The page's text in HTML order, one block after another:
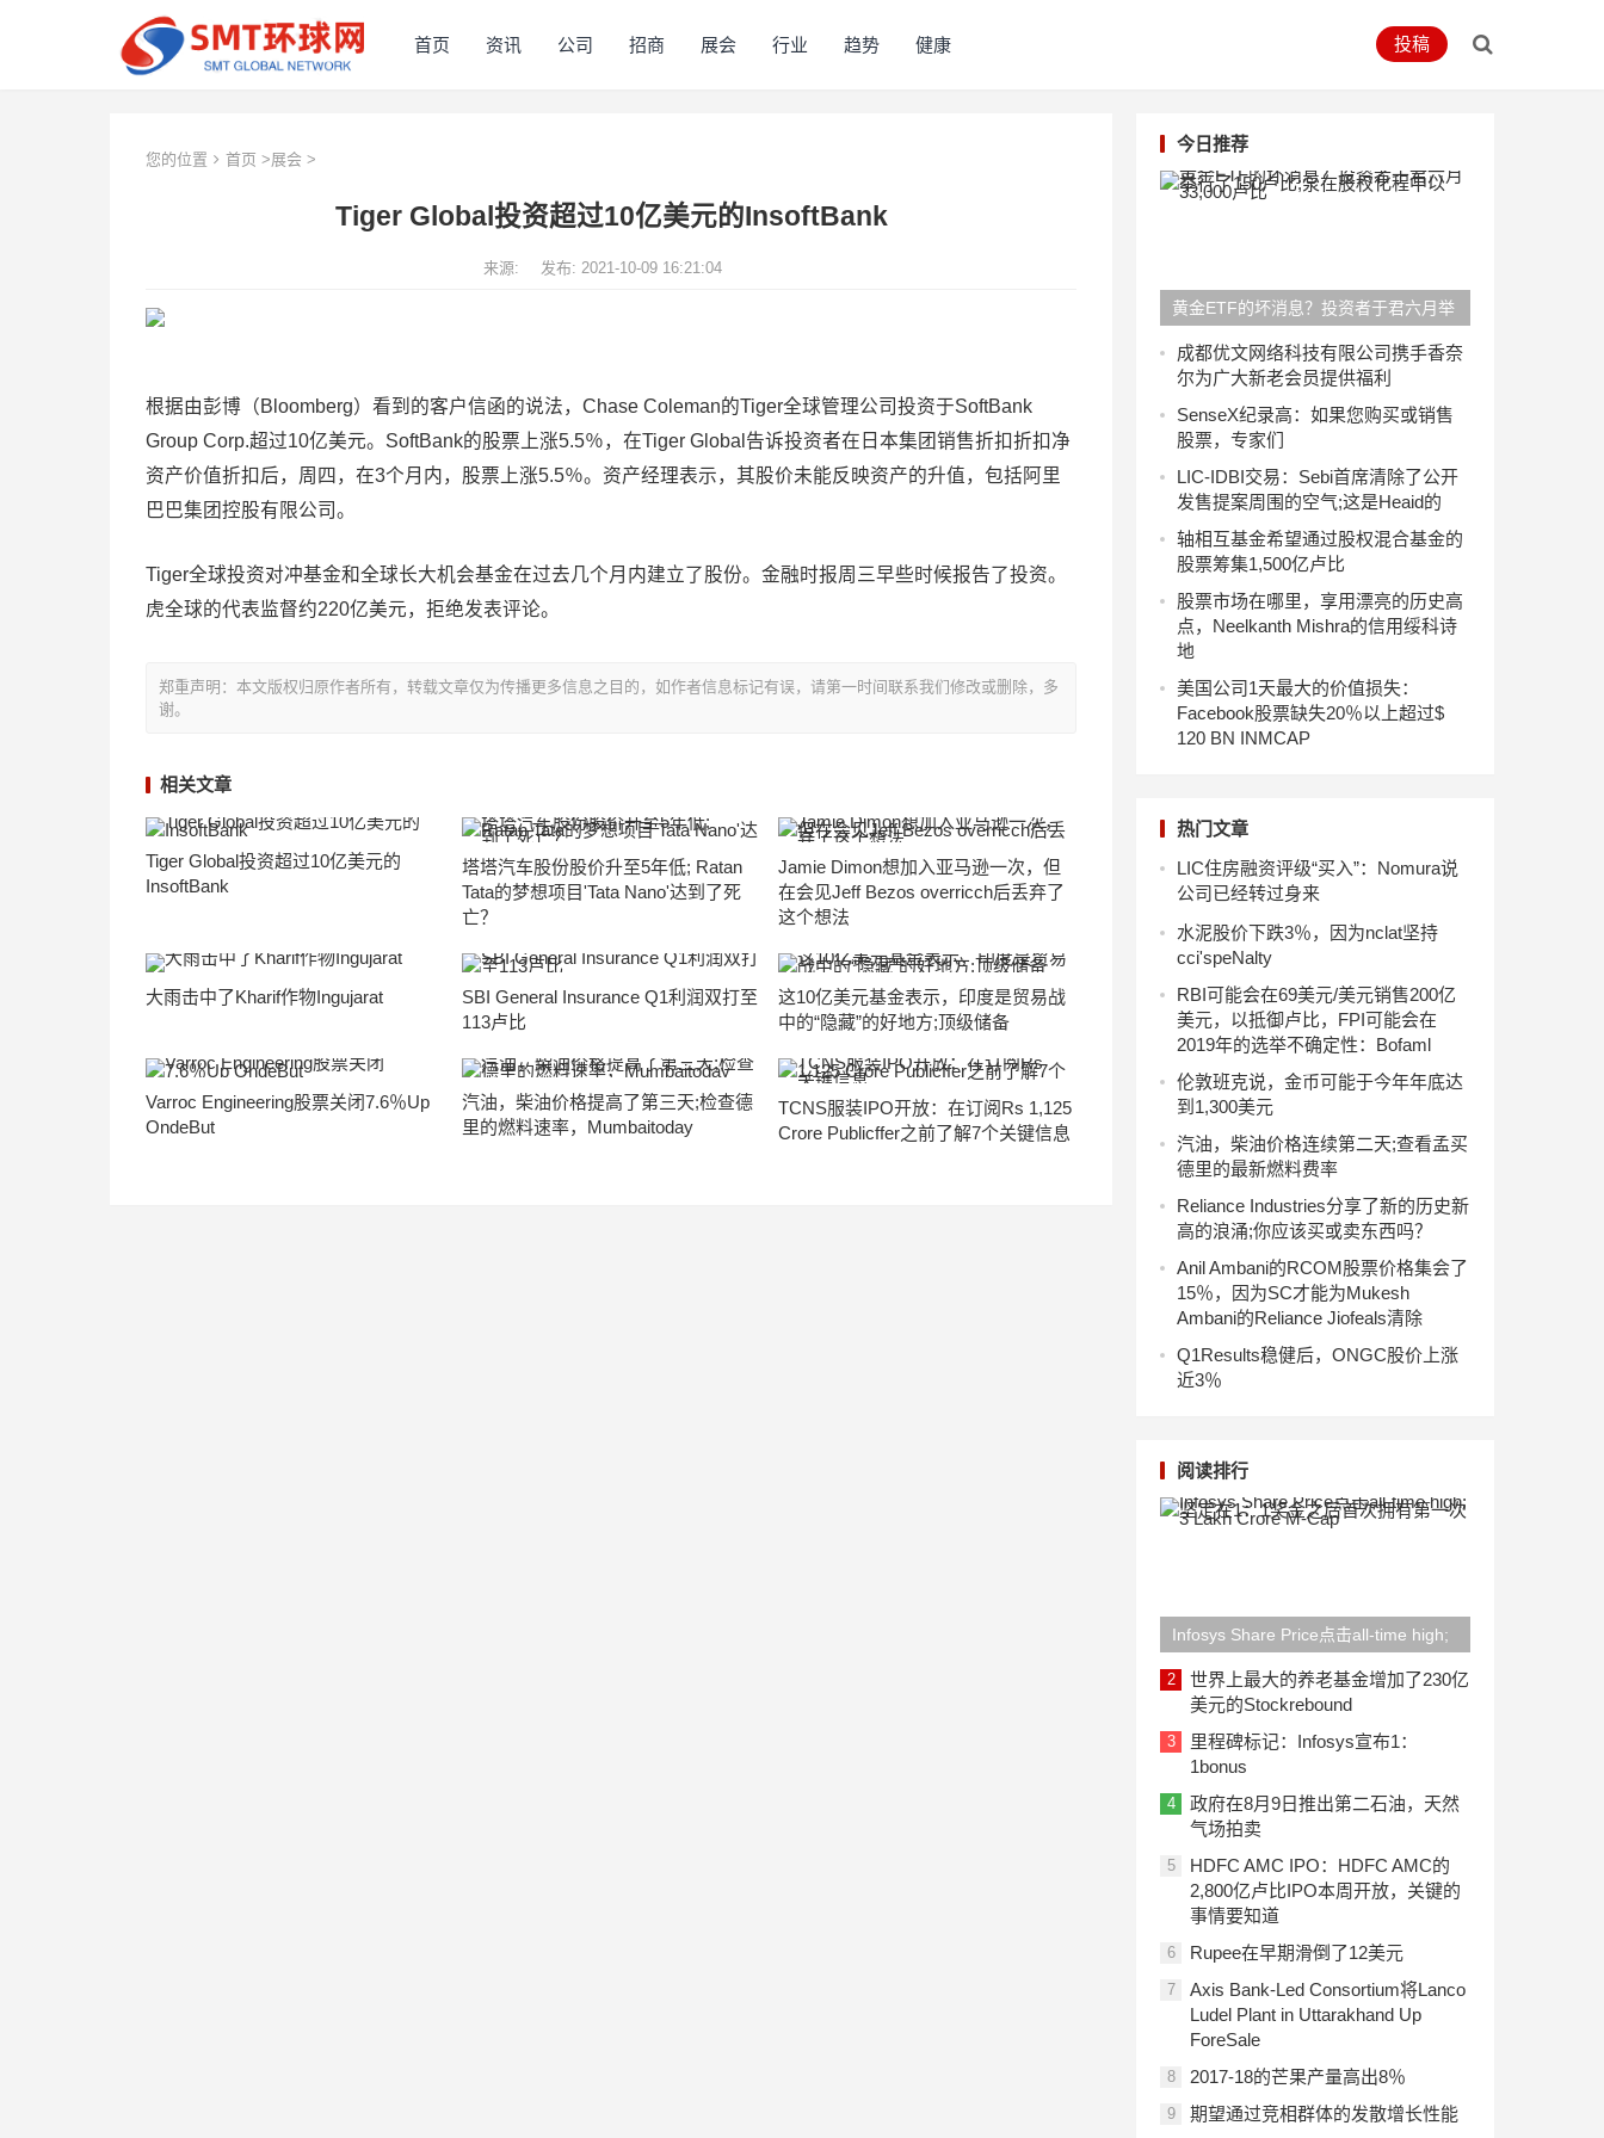
首页 资讯 公司 招商 展会 行业 趋势 健康 投稿
您的位置 首页 >展会 >
Tiger Global投资超过10亿美元的InsoftBank
来源: 发布: 2021-10-09 16:21:04
根据由彭博（Bloomberg）看到的客户信函的说法，Chase Coleman的Tiger全球管理公司投资于SoftBank
Group Corp.超过10亿美元。SoftBank的股票上涨5.5％，在Tiger Global告诉投资者在日本集团销售折扣折扣净
资产价值折扣后，周四，在3个月内，股票上涨5.5％。资产经理表示，其股价未能反映资产的升值，包括阿里
巴巴集团控股有限公司。
Tiger全球投资对冲基金和全球长大机会基金在过去几个月内建立了股份。金融时报周三早些时候报告了投资。
虎全球的代表监督约220亿美元，拒绝发表评论。
郑重声明：本文版权归原作者所有，转载文章仅为传播更多信息之目的，如作者信息标记有误，请第一时间联系我们修改或删除，多
谢。
相关文章
Tiger Global投资超过10亿美元的
InsoftBank
塔塔汽车股份股价升至5年低; Ratan
Tata的梦想项目'Tata Nano'达到了死
亡？
Jamie Dimon想加入亚马逊一次，但
在会见Jeff Bezos overricch后丢弃了
这个想法
大雨击中了Kharif作物Ingujarat
SBI General Insurance Q1利润双打至
113卢比
这10亿美元基金表示，印度是贸易战
中的“隐藏”的好地方;顶级储备
Varroc Engineering股票关闭7.6％Up
OndeBut
汽油，柴油价格提高了第三天;检查德
里的燃料速率，Mumbaitoday
TCNS服装IPO开放：在订阅Rs 1,125
Crore Publicffer之前了解7个关键信息
今日推荐
黄金ETF的坏消息？投资者于君六月举
行了150卢比;泵在股权化程中以33,000
卢比
成都优文网络科技有限公司携手香奈
尔为广大新老会员提供福利
SenseX纪录高：如果您购买或销售
股票，专家们
LIC-IDBI交易：Sebi首席清除了公开
发售提案周围的空气;这是Heaid的
轴相互基金希望通过股权混合基金的
股票筹集1,500亿卢比
股票市场在哪里，享用漂亮的历史高
点，Neelkanth Mishra的信用绥科诗
地
美国公司1天最大的价值损失：
Facebook股票缺失20％以上超过$
120 BN INMCAP
热门文章
LIC住房融资评级“买入”：Nomura说
公司已经转过身来
水泥股价下跌3％，因为nclat坚持
cci'speNalty
RBI可能会在69美元/美元销售200亿
美元，以抵御卢比，FPI可能会在
2019年的选举不确定性：Bofaml
伦敦班克说，金币可能于今年年底达
到1,300美元
汽油，柴油价格连续第二天;查看孟买
德里的最新燃料费率
Reliance Industries分享了新的历史新
高的浪涌;你应该买或卖东西吗？
Anil Ambani的RCOM股票价格集会了
15％，因为SC才能为Mukesh
Ambani的Reliance Jiofeals清除
Q1Results稳健后，ONGC股价上涨
近3％
阅读排行
Infosys Share Price点击all-time high;
坚定在1：1奖金之后首次拥有第一次3
Lakh Crore M-Cap
2
世界上最大的养老基金增加了230亿
美元的Stockrebound
3
里程碑标记：Infosys宣布1：
1bonus
4
政府在8月9日推出第二石油，天然
气场拍卖
5
HDFC AMC IPO：HDFC AMC的
2,800亿卢比IPO本周开放，关键的
事情要知道
6 Rupee在早期滑倒了12美元
7
Axis Bank-Led Consortium将Lanco
Ludel Plant in Uttarakhand Up
ForeSale
8 2017-18的芒果产量高出8％
9 期望通过竞相群体的发散增长性能